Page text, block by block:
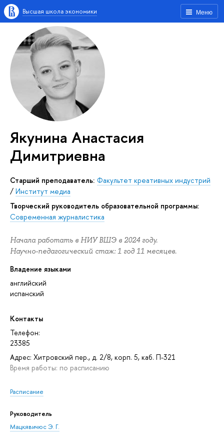
Меню
Высшая школа экономики
Якунина Анастасия
Димитриевна
Старший преподаватель: Факультет креативных индустрий
/ Институт медиа
Творческий руководитель образовательной программы:
Современная журналистика
Начала работать в НИУ ВШЭ в 2024 году.
Научно-педагогический стаж: 1 год 11 месяцев.
Владение языками
английский
испанский
Контакты
Телефон:
23385
Адрес: Хитровский пер., д. 2/8, корп. 5, каб. П-321
Время работы: по расписанию
Расписание
Руководитель
Мацкявичюс Э. Г.